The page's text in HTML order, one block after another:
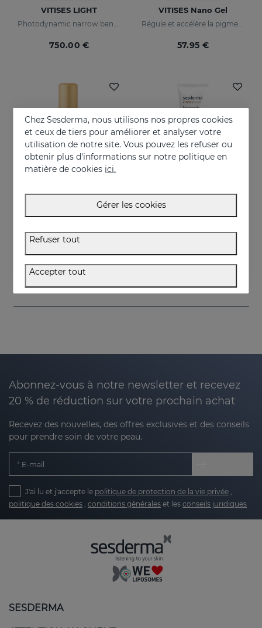
VITISES LIGHT
Photodynamic narrow bandwidth therapy device
750.00 €
VITISES Nano Gel
Régule et accélère la pigmentation de la peau
57.95 €
VITISES KT
75.95 €
VITISES Ecad Gel
57.95 €
Abonnez-vous à notre newsletter et recevez
20 % de réduction sur votre prochain achat
Recevez des nouvelles, des offres exclusives et des conseils
pour prendre soin de votre peau.
E-mail
J'ai lu et j'accepte le politique de protection de la vie privée
politique des cookies conditions générales et les conseils juridiques
SESDERMA
Chez Sesderma, nous utilisons nos propres cookies
et ceux de tiers pour améliorer et analyser votre
utilisation de notre site. Vous pouvez les refuser ou
obtenir plus d'informations sur notre politique en
matière de cookies ici.
Gérer les cookies
Refuser tout
Accepter tout